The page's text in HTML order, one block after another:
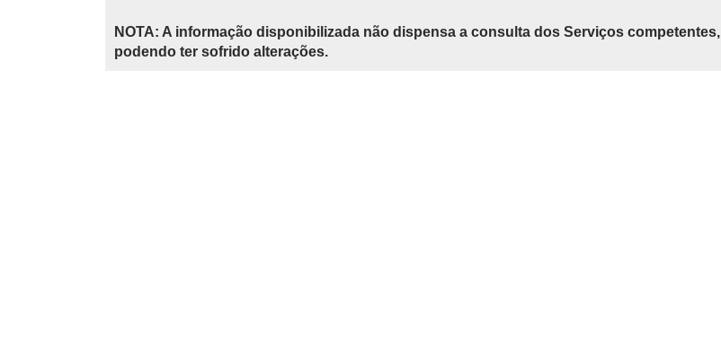
NOTA: A informação disponibilizada não dispensa a consulta dos Serviços competentes,
podendo ter sofrido alterações.